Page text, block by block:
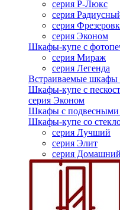
серия Р-Люкс
серия
серия
серия Эконом
Шкафы-купе с
серия Мираж
серия Легенда
Встраиваемые шкафы
Шкафы-купе с
серия Эконом
Шкафы с
Шкафы-купе со
серия Лучший
серия Элит
серия Домашний